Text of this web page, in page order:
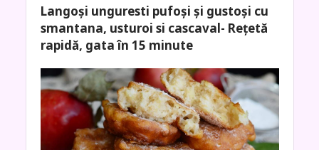
Langoși unguresti pufoși și gustoși cu
smantana, usturoi si cascaval- Rețetă
rapidă, gata în 15 minute